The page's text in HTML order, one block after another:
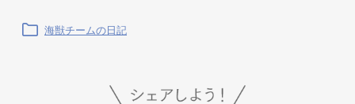
海獣チームの日記